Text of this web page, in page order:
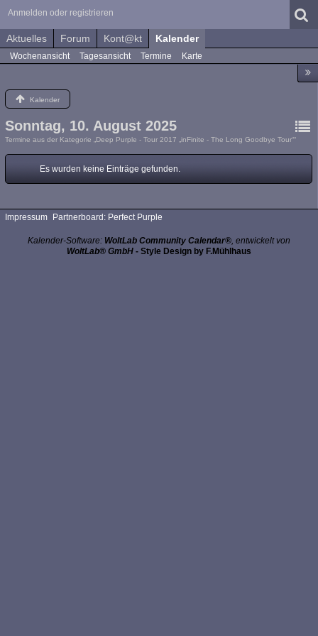
Anmelden oder registrieren
Aktuelles Forum Kont@kt Kalender
Wochenansicht Tagesansicht Termine Karte
Kalender
Sonntag, 10. August 2025
Termine aus der Kategorie „Deep Purple - Tour 2017 „inFinite - The Long Goodbye Tour““
Es wurden keine Einträge gefunden.
Impressum Partnerboard: Perfect Purple
Kalender-Software: WoltLab Community Calendar®, entwickelt von
WoltLab® GmbH